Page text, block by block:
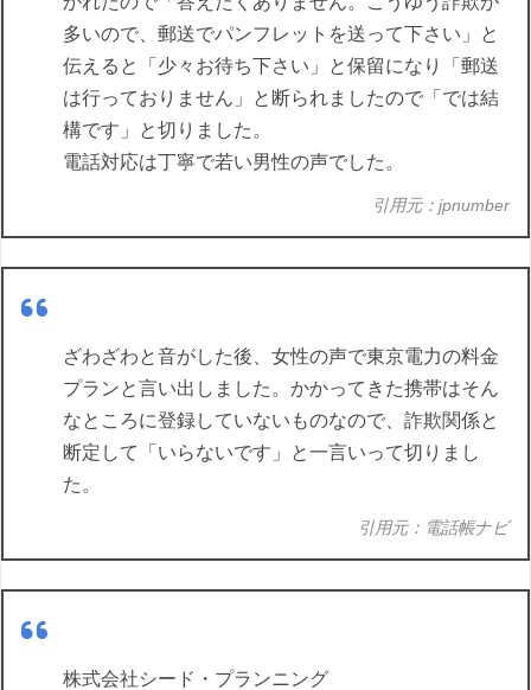
多いので、郵送でパンフレットを送って下さい」と
伝えると「少々お待ち下さい」と保留になり「郵送
は行っておりません」と断られましたので「では結
構です」と切りました。
電話対応は丁寧で若い男性の声でした。
引用元：jpnumber
ざわざわと音がした後、女性の声で東京電力の料金
プランと言い出しました。かかってきた携帯はそん
なところに登録していないものなので、詐欺関係と
断定して「いらないです」と一言いって切りまし
た。
引用元：電話帳ナビ
株式会社シード・プランニング